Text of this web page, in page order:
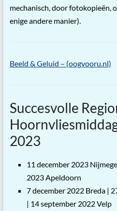
mechanisch, door fotokopieën,
enige andere manier).
Beeld & Geluid – (oogvooru.nl)
Succesvolle
2023
11 december 2023
2023 Apeldoorn
7 december 2022 Breda |
| 14 september 2022 Velp